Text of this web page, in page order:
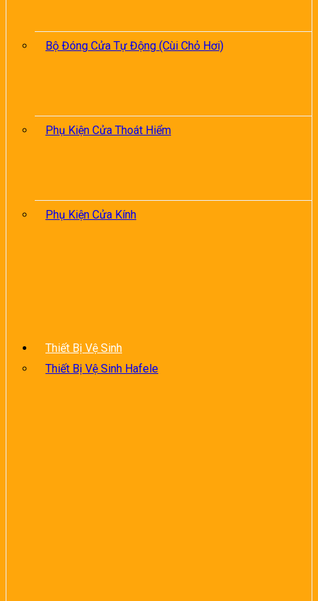
Bộ Đóng Cửa Tự Động (Cùi Chỏ Hơi)
Phụ Kiện Cửa Thoát Hiểm
Phụ Kiện Cửa Kính
Thiết Bị Vệ Sinh
Thiết Bị Vệ Sinh Hafele